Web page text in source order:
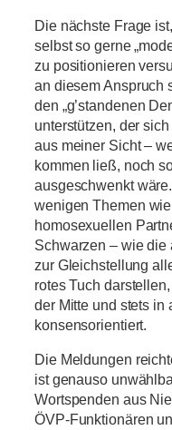
Die nächste Frage
selbst so gerne
zu positionieren
an diesem Anspruch
den „g’standenen
unterstützen, der
aus meiner Sicht –
kommen ließ, noch
ausgeschwenkt
wenigen Themen
homosexuellen
Schwarzen – wie die
zur Gleichstellung
rotes Tuch
der Mitte und stets in
konsensorientiert.
Die Meldungen
ist genauso
Wortspenden aus
ÖVP-Funktionären